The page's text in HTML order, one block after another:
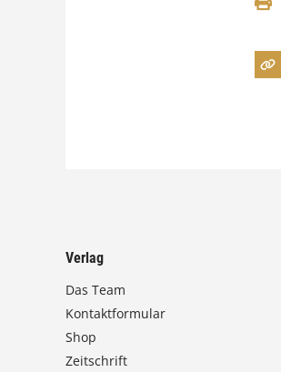
Verlag
Das Team
Kontaktformular
Shop
Zeitschrift